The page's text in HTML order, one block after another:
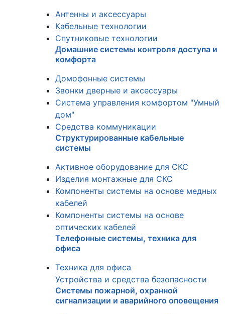
Антенны и аксессуары
Кабельные технологии
Спутниковые технологии
Домашние системы контроля доступа и
комфорта
Домофонные системы
Звонки дверные и аксессуары
Система управления комфортом "Умный
дом"
Средства коммуникации
Структурированные кабельные
системы
Активное оборудование для СКС
Изделия монтажные для СКС
Компоненты системы на основе медных
кабелей
Компоненты системы на основе
оптических кабелей
Телефонные системы, техника для
офиса
Техника для офиса
Устройства и средства безопасности
Системы пожарной, охранной
сигнализации и аварийного оповещения